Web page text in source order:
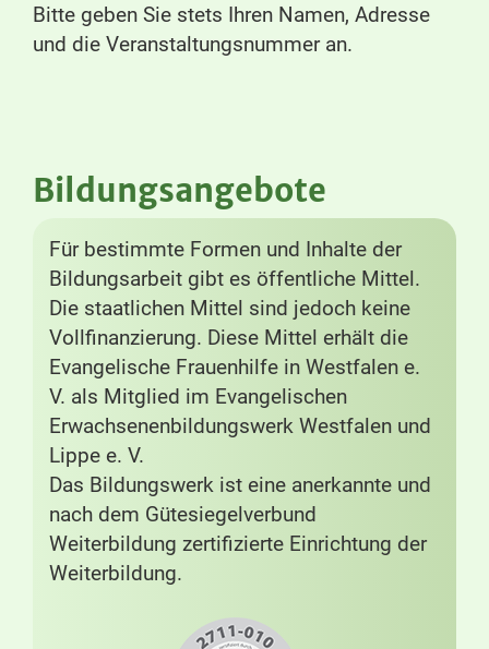
Bitte geben Sie stets Ihren Namen, Adresse
und die Veranstaltungsnummer an.
Bildungsangebote
Für bestimmte Formen und Inhalte der
Bildungsarbeit gibt es öffentliche Mittel.
Die staatlichen Mittel sind jedoch keine
Vollfinanzierung. Diese Mittel erhält die
Evangelische Frauenhilfe in Westfalen e.
V. als Mitglied im Evangelischen
Erwachsenenbildungswerk Westfalen und
Lippe e. V.
Das Bildungswerk ist eine anerkannte und
nach dem Gütesiegelverbund
Weiterbildung zertifizierte Einrichtung der
Weiterbildung.